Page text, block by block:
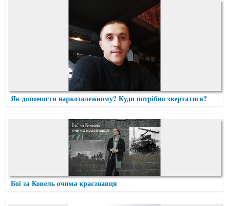
Як допомогти наркозалежному? Куди потрібно звертатися?
Бої за Ковель очима краєзнавця